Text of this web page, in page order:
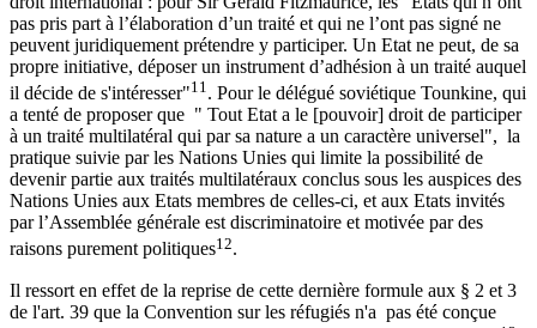
pas pris part à l’élaboration d’un traité et qui ne l’ont pas signé ne
peuvent juridiquement prétendre y participer. Un Etat ne peut, de sa
propre initiative, déposer un instrument d’adhésion à un traité auquel
il décide de s'intéresser"11. Pour le délégué soviétique Tounkine, qui
a tenté de proposer que " Tout Etat a le [pouvoir] droit de participer
à un traité multilatéral qui par sa nature a un caractère universel", la
pratique suivie par les Nations Unies qui limite la possibilité de
devenir partie aux traités multilatéraux conclus sous les auspices des
Nations Unies aux Etats membres de celles-ci, et aux Etats invités
par l’Assemblée générale est discriminatoire et motivée par des
raisons purement politiques12.
Il ressort en effet de la reprise de cette dernière formule aux § 2 et 3
de l'art. 39 que la Convention sur les réfugiés n'a pas été conçue